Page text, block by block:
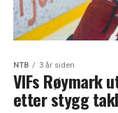
NTB 3 år siden
VIFs Røymark
etter stygg